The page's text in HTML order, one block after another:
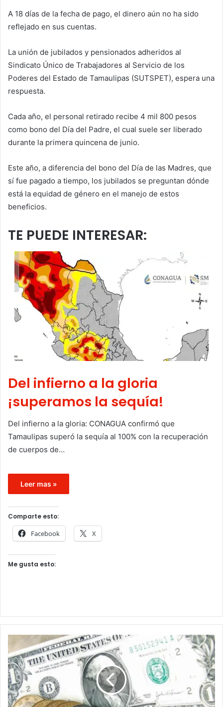
A 18 días de la fecha de pago, el dinero aún no ha sido
reflejado en sus cuentas.
La unión de jubilados y pensionados adheridos al
Sindicato Único de Trabajadores al Servicio de los
Poderes del Estado de Tamaulipas (SUTSPET), espera una
respuesta.
Cada año, el personal retirado recibe 4 mil 800 pesos
como bono del Día del Padre, el cual suele ser liberado
durante la primera quincena de junio.
Este año, a diferencia del bono del Día de las Madres, que
sí fue pagado a tiempo, los jubilados se preguntan dónde
está la equidad de género en el manejo de estos
beneficios.
TE PUEDE INTERESAR:
Del infierno a la gloria
¡superamos la sequía!
Del infierno a la gloria: CONAGUA confirmó que
Tamaulipas superó la sequía al 100% con la recuperación
de cuerpos de…
Leer mas »
Comparte esto:
Facebook X
Me gusta esto: